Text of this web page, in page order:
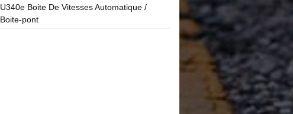
U340e Boite De Vitesses Automatique /
Boite-pont